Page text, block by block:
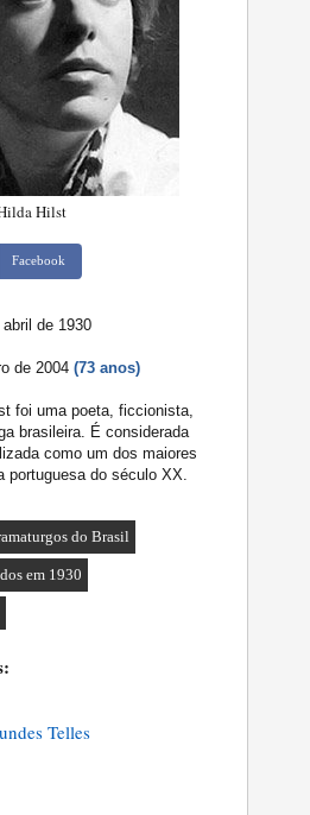
Hilst
Facebook
abril de 1930
de 2004(73 anos)
foi uma poeta, ficcionista,
brasileira. É considerada
como um dos maiores
portuguesa do século XX.
do Brasil
em 1930
Telles